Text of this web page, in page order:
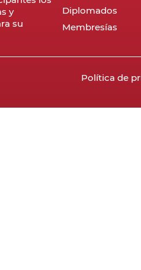
y
su
Diplomados
Membresías
Política de